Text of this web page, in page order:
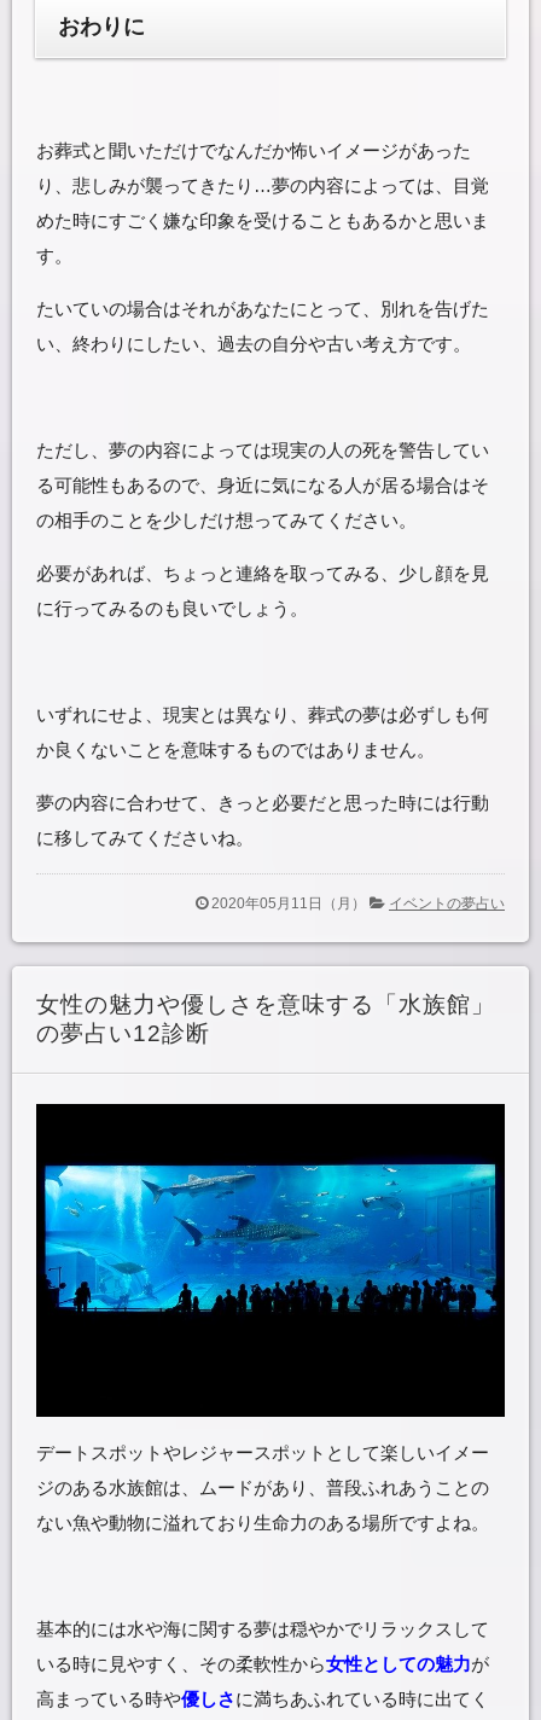
おわりに
お葬式と聞いただけでなんだか怖いイメージがあった
り、悲しみが襲ってきたり…夢の内容によっては、目覚
めた時にすごく嫌な印象を受けることもあるかと思いま
す。
たいていの場合はそれがあなたにとって、別れを告げた
い、終わりにしたい、過去の自分や古い考え方です。
ただし、夢の内容によっては現実の人の死を警告してい
る可能性もあるので、身近に気になる人が居る場合はそ
の相手のことを少しだけ想ってみてください。
必要があれば、ちょっと連絡を取ってみる、少し顔を見
に行ってみるのも良いでしょう。
いずれにせよ、現実とは異なり、葬式の夢は必ずしも何
か良くないことを意味するものではありません。
夢の内容に合わせて、きっと必要だと思った時には行動
に移してみてくださいね。
2020年05月11日（月） イベントの夢占い
女性の魅力や優しさを意味する「水族館」
の夢占い12診断
デートスポットやレジャースポットとして楽しいイメー
ジのある水族館は、ムードがあり、普段ふれあうことの
ない魚や動物に溢れており生命力のある場所ですよね。
基本的には水や海に関する夢は穏やかでリラックスして
いる時に見やすく、その柔軟性から女性としての魅力が
高まっている時や優しさに満ちあふれている時に出てく